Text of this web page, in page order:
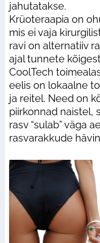
jahutatakse.
Krüoteraapia on
mis ei vaja
ravi on alternatiiv
ajal tunnete
CoolTech
eelis on lokaalne
ja reitel. Need on
piirkonnad naistel,
rasv “sulab” väga
rasvarakkude